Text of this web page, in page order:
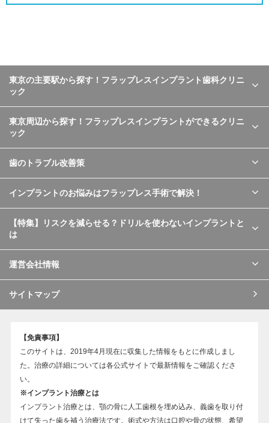
東京の主要駅から探す！フラップレスインプラント歯科クリニ
ック
東京周辺から探す！フラップレスインプラントができるクリニ
ック
歯のトラブル改善策
インプラントのお悩みはフラップレス手術で解決！
【特集】リスクを減らせる？ドリルを使わないインプラントと
は
運営会社情報
サイトマップ
【免責事項】
このサイトは、2019年4月現在に収集した情報をもとに作成しまし
た。治療の詳細については各公式サイトで最新情報をご確認くださ
い。
※インプラント治療とは
インプラント治療とは、顎の骨に人工歯根を埋め込み、義歯を取り付
けて失った歯を補う治療法です。術式や方法は口腔や骨の状態、希望